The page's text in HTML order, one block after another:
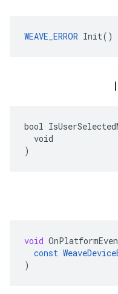
WEAVE_ERROR Init()
bool
  void
)
void
const
)